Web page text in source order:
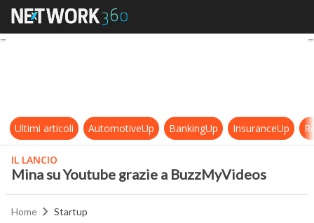
Mina su Youtube grazie a
Ultimi articoli AutomotiveUp BankingUp InsuranceUp
IL LANCIO
Mina su Youtube grazie a BuzzMyVideos
Home Startup